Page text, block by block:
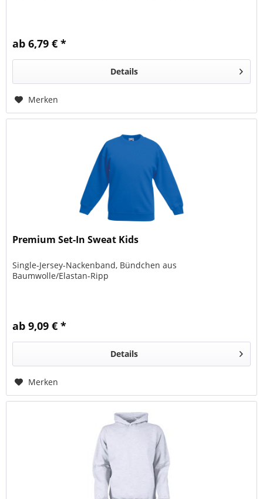
ab 6,79 € *
Details
Merken
Premium Set-In Sweat Kids
Single-Jersey-Nackenband, Bündchen aus
Baumwolle/Elastan-Ripp
ab 9,09 € *
Details
Merken